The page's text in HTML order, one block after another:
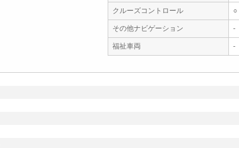
クルーズコントロール ○
その他ナビゲーション -
福祉車両
-